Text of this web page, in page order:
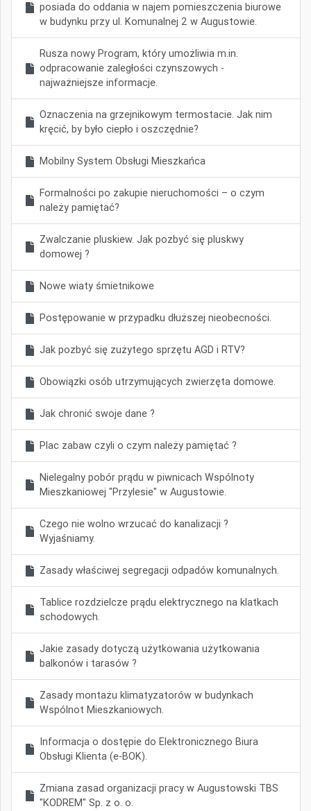
posiada do oddania w najem pomieszczenia biurowe
w budynku przy ul. Komunalnej 2 w Augustowie.
Rusza nowy Program, który umożliwia m.in.
odpracowanie zaległości czynszowych -
najważniejsze informacje.
Oznaczenia na grzejnikowym termostacie. Jak nim
kręcić, by było ciepło i oszczędnie?
Mobilny System Obsługi Mieszkańca
Formalności po zakupie nieruchomości – o czym
należy pamiętać?
Zwalczanie pluskiew. Jak pozbyć się pluskwy
domowej ?
Nowe wiaty śmietnikowe
Postępowanie w przypadku dłuższej nieobecności.
Jak pozbyć się zużytego sprzętu AGD i RTV?
Obowiązki osób utrzymujących zwierzęta domowe.
Jak chronić swoje dane ?
Plac zabaw czyli o czym należy pamiętać ?
Nielegalny pobór prądu w piwnicach Wspólnoty
Mieszkaniowej "Przylesie" w Augustowie.
Czego nie wolno wrzucać do kanalizacji ?
Wyjaśniamy.
Zasady właściwej segregacji odpadów komunalnych.
Tablice rozdzielcze prądu elektrycznego na klatkach
schodowych.
Jakie zasady dotyczą użytkowania użytkowania
balkonów i tarasów ?
Zasady montażu klimatyzatorów w budynkach
Wspólnot Mieszkaniowych.
Informacja o dostępie do Elektronicznego Biura
Obsługi Klienta (e-BOK).
Zmiana zasad organizacji pracy w Augustowski TBS
"KODREM" Sp. z o. o.